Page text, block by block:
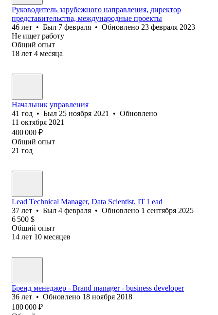
Руководитель зарубежного направления, директор
представительства, международные проекты
46 лет • Был 7 февраля • Обновлено 23 февраля 2023
Не ищет работу
Общий опыт
18 лет 4 месяца
Начальник управления
41 год • Был 25 ноября 2021 • Обновлено
11 октября 2021
400 000 ₽
Общий опыт
21 год
Lead Technical Manager, Data Scientist, IT Lead
37 лет • Был 4 февраля • Обновлено 1 сентября 2025
6 500 $
Общий опыт
14 лет 10 месяцев
Бренд менеджер - Brand manager - business developer
36 лет • Обновлено 18 ноября 2018
180 000 ₽